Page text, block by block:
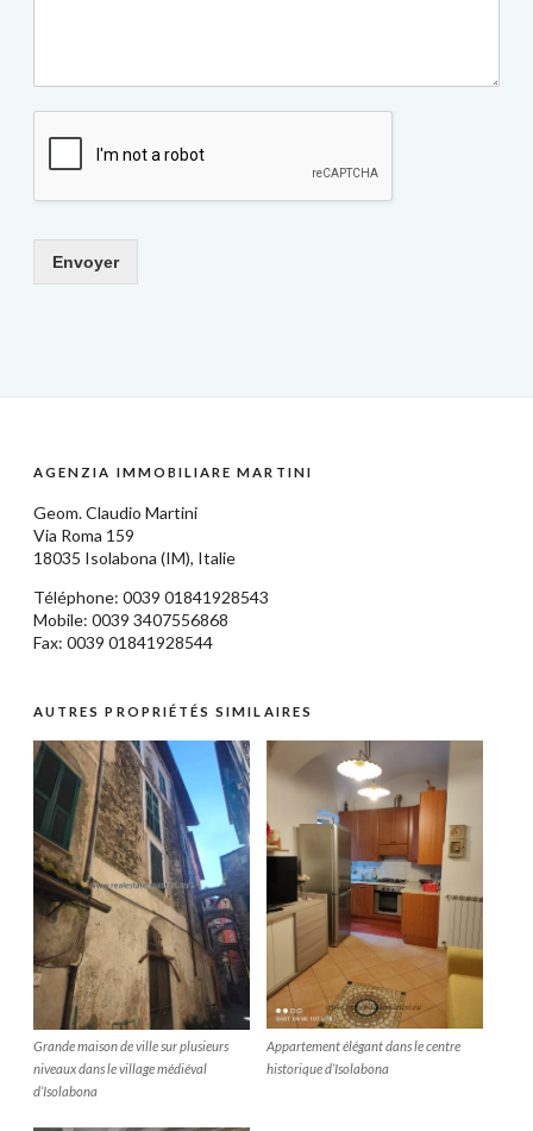
Envoyer
AGENZIA IMMOBILIARE MARTINI
Geom.Claudio Martini
Via Roma 159
18035 Isolabona (IM), Italie
Téléphone: 0039 01841928543
Mobile: 0039 3407556868
Fax: 0039 01841928544
AUTRES PROPRIÉTÉS SIMILAIRES
Grande maison de ville sur plusieurs
niveaux dans le village médiéval
d’Isolabona
Appartement élégant dans le centre
historique d’Isolabona